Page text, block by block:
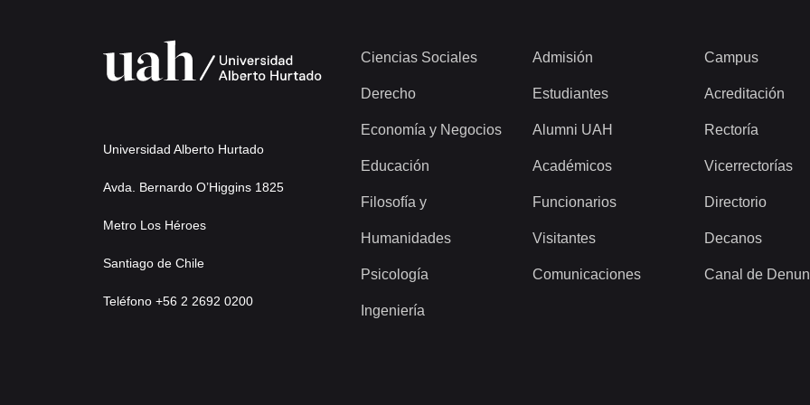
Universidad Alberto Hurtado
Avda. Bernardo O’Higgins 1825
Metro Los Héroes
Santiago de Chile
Teléfono +56 2 2692 0200
Ciencias Sociales
Derecho
Economía y Negocios
Educación
Filosofía y
Humanidades
Psicología
Ingeniería
Admisión
Estudiantes
Alumni UAH
Académicos
Funcionarios
Visitantes
Comunicaciones
Campus
Acreditación
Rectoría
Vicerrectorías
Directorio
Decanos
Canal de